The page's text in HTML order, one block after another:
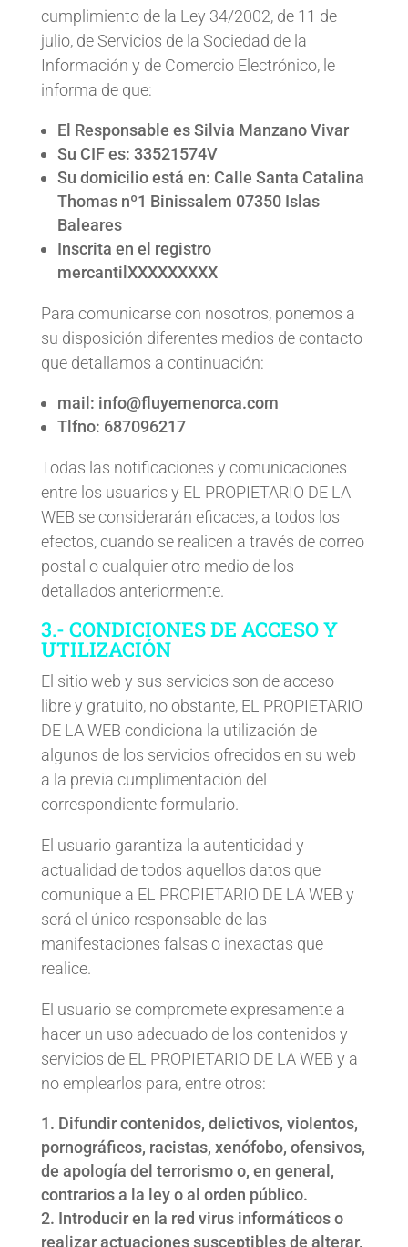
cumplimiento de la Ley 34/2002, de 11 de
julio, de Servicios de la Sociedad de la
Información y de Comercio Electrónico, le
informa de que:
El Responsable esSilvia Manzano Vivar
Su CIF es: 33521574V
Su domicilio está en: Calle Santa Catalina
Thomas nº1 Binissalem 07350 Islas
Baleares
Inscrita en el registro
mercantil XXXXXXXXX
Para comunicarse con nosotros, ponemos a
su disposición diferentes medios de contacto
que detallamos a continuación:
mail: info@fluyemenorca.com
Tlfno: 687096217
Todas las notificaciones y comunicaciones
entre los usuarios y EL PROPIETARIO DE LA
WEB se considerarán eficaces, a todos los
efectos, cuando se realicen a través de correo
postal o cualquier otro medio de los
detallados anteriormente.
3.- CONDICIONES DE ACCESO Y
UTILIZACIÓN
El sitio web y sus servicios son de acceso
libre y gratuito, no obstante, EL PROPIETARIO
DE LA WEB condiciona la utilización de
algunos de los servicios ofrecidos en su web
a la previa cumplimentación del
correspondiente formulario.
El usuario garantiza la autenticidad y
actualidad de todos aquellos datos que
comunique a EL PROPIETARIO DE LA WEB y
será el único responsable de las
manifestaciones falsas o inexactas que
realice.
El usuario se compromete expresamente a
hacer un uso adecuado de los contenidos y
servicios de EL PROPIETARIO DE LA WEB y a
no emplearlos para, entre otros:
Difundir contenidos, delictivos, violentos,
pornográficos, racistas, xenófobo, ofensivos,
de apología del terrorismo o, en general,
contrarios a la ley o al orden público.
Introducir en la red virus informáticos o
realizar actuaciones susceptibles de alterar,